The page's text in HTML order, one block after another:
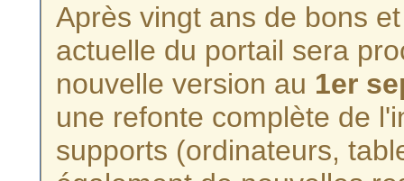
Après vingt ans de bons
actuelle du portail sera
nouvelle version au 1er
une refonte complète de
supports (ordinateurs,